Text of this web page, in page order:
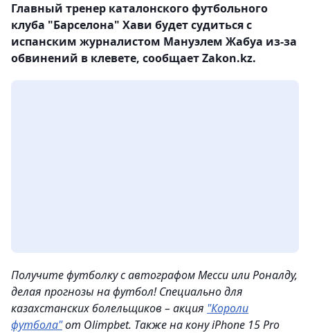
Главный тренер каталонского футбольного
клуба "Барселона" Хави будет судиться с
испанским журналистом Мануэлем Жабуа из-за
обвинений в клевете, сообщает Zakon.kz.
Получите футболку с автографом Месси или Роналду,
делая прогнозы на футбол! Специально для
казахстанских болельщиков – акция "Короли
футбола"от Olimpbet. Также на кону iPhone 15 Pro